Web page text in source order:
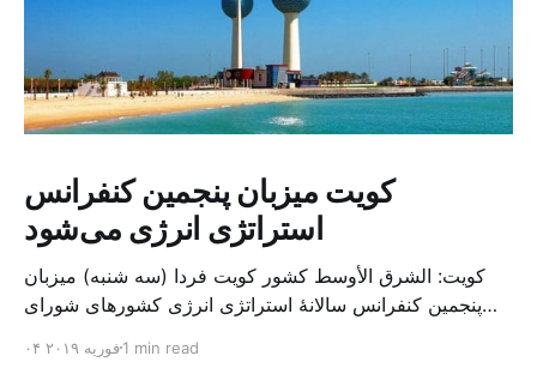
کویت میزبان پنجمین کنفرانس
استراتژی انرژی می‌شود
کویت: الشرق الأوسط کشور کویت فردا (سه شنبه) میزبان
پنجمین کنفرانس سالانهٔ استراتژی انرژی کشورهای شورای
متخصص از شرکت‌های جهانی نفت و گاز در این کنفرانس
۰۴ فوریه ۲۰۱۹1 min read